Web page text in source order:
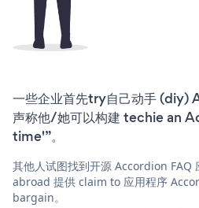
一些企业首先try自己动手 (diy)
声称他/她可以构建 techie an
time'”。
其他人试图找到开源 Accordion FAQ
abroad 提供 claim to 应用程序
bargain。